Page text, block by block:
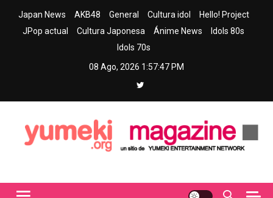
Japan News AKB48 General Cultura idol
Hello! Project
JPop actual
Cultura Japonesa Ánime News
Idols 80s
Idols 70s
08 Ago, 2026 1:57:48 PM